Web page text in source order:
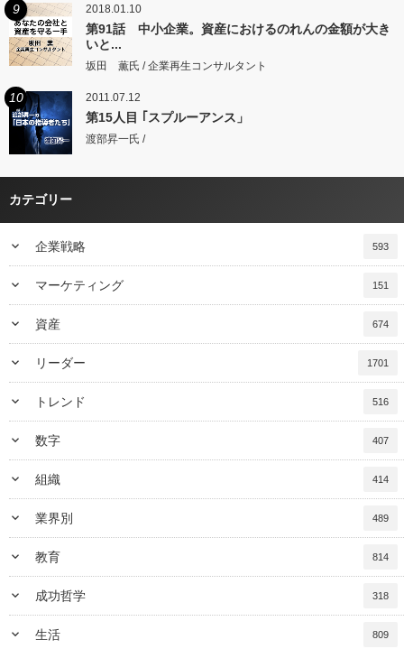
9 2018.01.10
第91話 中小企業。資産におけるのれんの金額が大き
いと...
坂田 薫氏 / 企業再生コンサルタント
10 2011.07.12
第15人目 ｢スプルーアンス」
渡部昇一氏 /
カテゴリー
keyboard_arrow_down 企業戦略 593
keyboard_arrow_down マーケティング 151
keyboard_arrow_down 資産 674
keyboard_arrow_down リーダー 1701
keyboard_arrow_down トレンド 516
keyboard_arrow_down 数字 407
keyboard_arrow_down 組織 414
keyboard_arrow_down 業界別 489
keyboard_arrow_down 教育 814
keyboard_arrow_down 成功哲学 318
keyboard_arrow_down 生活 809